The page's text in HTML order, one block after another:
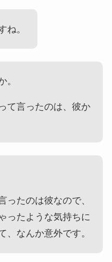
ね。
。
て言ったのは、彼か
ったのは彼なので、
ったような気持ちに
、なんか意外です。